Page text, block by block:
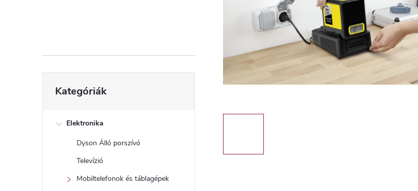
l
sátugrása
Kategóriák
Elektronika
Dyson Álló porszívó
Televízió
Mobiltelefonok és táblagépek